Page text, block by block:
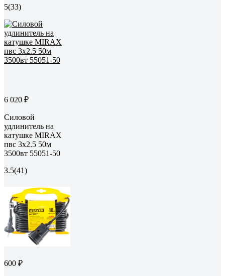
5(33)
6 020 ₽
Силовой
удлинитель на
катушке MIRAX
пвс 3x2.5 50м
3500вт 55051-50
3.5(41)
600 ₽